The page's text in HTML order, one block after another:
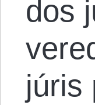
dos
júris